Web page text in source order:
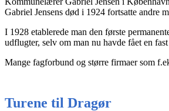
Gabriel Jensens død i 1924 fortsatte andre
I 1928 etablerede man den første
udflugter, selv om man nu havde fået en
Mange fagforbund og større firmaer som
Turene til Dragør